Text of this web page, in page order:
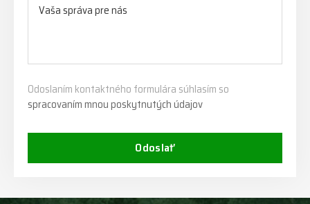
Odoslaním kontaktného formulára súhlasím so
spracovaním mnou poskytnutých údajov
Odoslať